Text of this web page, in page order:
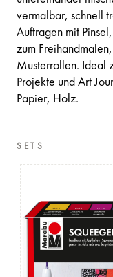
vermalbar, schnell
Auftragen mit
zum
Musterrollen. Ideal
Projekte und Art
Papier, Holz.
SETS